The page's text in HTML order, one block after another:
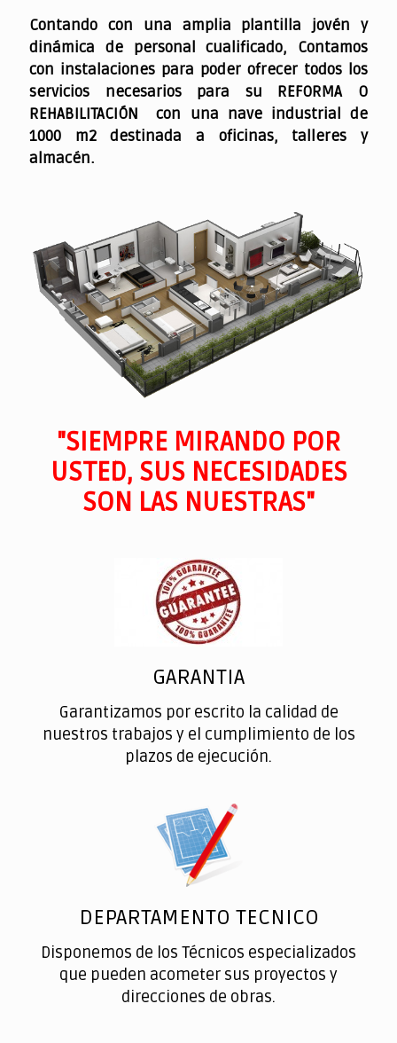
Contando con una amplia plantilla jovén y
dinámica de personal cualificado, Contamos
con instalaciones para poder ofrecer todos los
servicios necesarios para su REFORMA O
REHABILITACIÓN con una nave industrial de
1000 m2 destinada a oficinas, talleres y
almacén.
"SIEMPRE MIRANDO POR
USTED, SUS NECESIDADES
SON LAS NUESTRAS"
GARANTIA
Garantizamos por escrito la calidad de
nuestros trabajos y el cumplimiento de los
plazos de ejecución.
DEPARTAMENTO TECNICO
Disponemos de los Técnicos especializados
que pueden acometer sus proyectos y
direcciones de obras.